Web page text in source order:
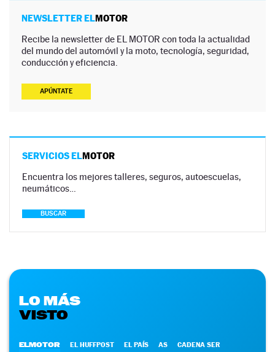
NEWSLETTER ELMOTOR
Recibe la newsletter de EL MOTOR con toda la actualidad
del mundo del automóvil y la moto, tecnología, seguridad,
conducción y eficiencia.
APÚNTATE
SERVICIOS ELMOTOR
Encuentra los mejores talleres, seguros, autoescuelas,
neumáticos…
BUSCAR
LO MÁS
VISTO
ELMOTOR EL HUFFPOST EL PAÍS AS CADENA SER